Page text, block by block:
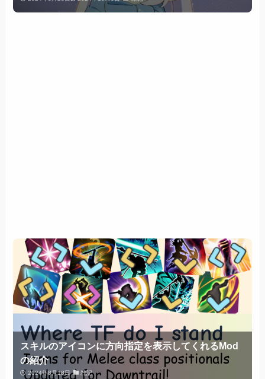
スキルのアイコンに方向指定を表示してくれるMod
の紹介
2024年8月18日 雑記